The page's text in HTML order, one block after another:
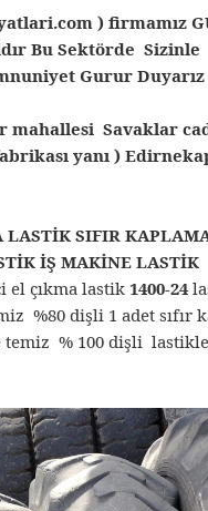
) firmamız
Bu Sektörde Sizinle
Gurur
mahallesi Savaklar
yanı )
LASTİK SIFIR
İŞ MAKİNE LASTİK
el çıkma lastik 1400-24
%80 dişli 1 adet sıfır
temiz % 100 dişli